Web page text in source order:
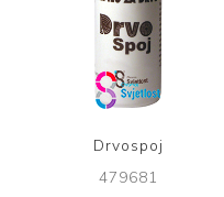
Drvospoj
479681